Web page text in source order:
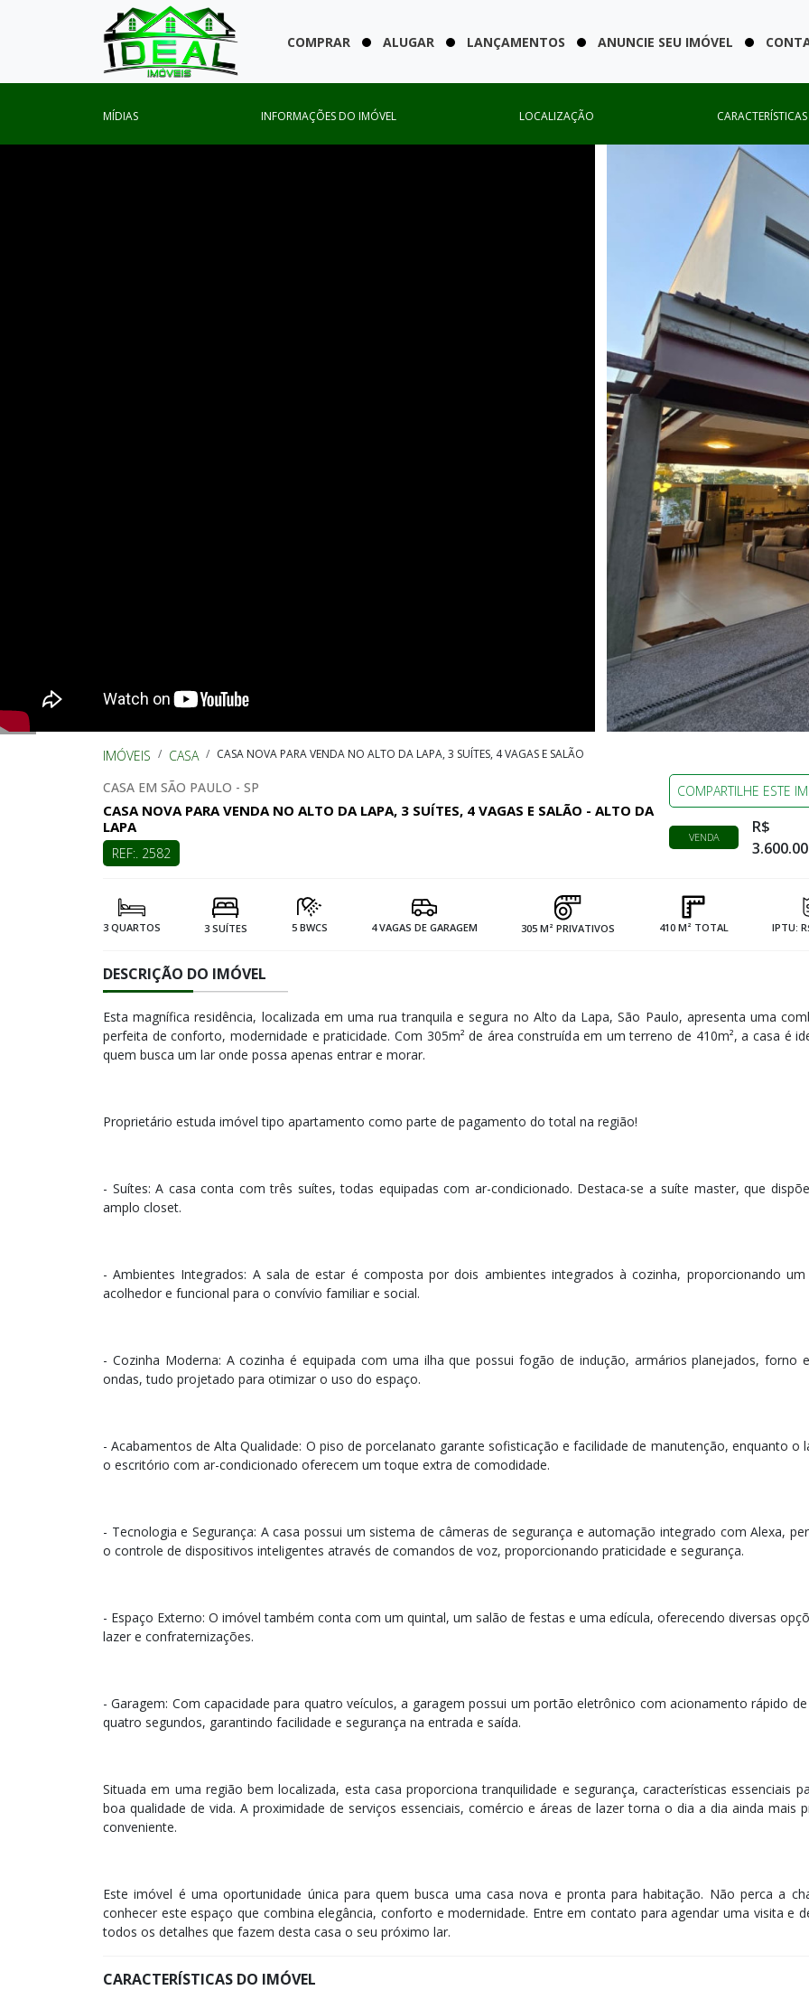
COMPRAR ALUGAR LANÇAMENTOS ANUNCIE SEU IMÓVEL
MÍDIAS INFORMAÇÕES DO IMÓVEL LOCALIZAÇÃO
IMÓVEIS CASA CASA NOVA PARA VENDA NO ALTO DA LAPA, 3 SUÍTES, 4 VAGAS E SALÃO
CASA EM SÃO PAULO - SP
CASA NOVA PARA VENDA NO ALTO DA LAPA, 3 SUÍTES, 4 VAGAS E SALÃO - ALTO DA
LAPA
REF:. 2582
COMPARTILHE ESTE
VENDA
R$
3 QUARTOS 3 SUÍTES 5 BWCS 4 VAGAS DE GARAGEM 305 M² PRIVATIVOS 410 M² TOTAL IPTU:
DESCRIÇÃO DO IMÓVEL
Esta magnífica residência, localizada em uma rua tranquila e segura no Alto da Lapa, São Paulo, apresenta uma
perfeita de conforto, modernidade e praticidade. Com 305m² de área construída em um terreno de 410m², a casa é
quem busca um lar onde possa apenas entrar e morar.
Proprietário estuda imóvel tipo apartamento como parte de pagamento do total na região!
- Suítes: A casa conta com três suítes, todas equipadas com ar-condicionado. Destaca-se a suíte master, que
amplo closet.
- Ambientes Integrados: A sala de estar é composta por dois ambientes integrados à cozinha, proporcionando um
acolhedor e funcional para o convívio familiar e social.
- Cozinha Moderna: A cozinha é equipada com uma ilha que possui fogão de indução, armários planejados, forno
ondas, tudo projetado para otimizar o uso do espaço.
- Acabamentos de Alta Qualidade: O piso de porcelanato garante sofisticação e facilidade de manutenção, enquanto o
o escritório com ar-condicionado oferecem um toque extra de comodidade.
- Tecnologia e Segurança: A casa possui um sistema de câmeras de segurança e automação integrado com Alexa,
o controle de dispositivos inteligentes através de comandos de voz, proporcionando praticidade e segurança.
- Espaço Externo: O imóvel também conta com um quintal, um salão de festas e uma edícula, oferecendo diversas
lazer e confraternizações.
- Garagem: Com capacidade para quatro veículos, a garagem possui um portão eletrônico com acionamento rápido de
quatro segundos, garantindo facilidade e segurança na entrada e saída.
Situada em uma região bem localizada, esta casa proporciona tranquilidade e segurança, características essenciais
boa qualidade de vida. A proximidade de serviços essenciais, comércio e áreas de lazer torna o dia a dia ainda mais
conveniente.
Este imóvel é uma oportunidade única para quem busca uma casa nova e pronta para habitação. Não perca a
conhecer este espaço que combina elegância, conforto e modernidade. Entre em contato para agendar uma visita e
todos os detalhes que fazem desta casa o seu próximo lar.
CARACTERÍSTICAS DO IMÓVEL